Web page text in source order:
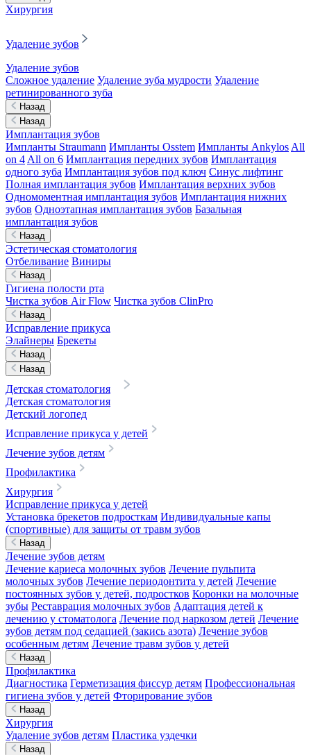
Хирургия
Удаление зубов
Удаление зубов
Сложное удаление Удаление зуба мудрости Удаление
ретинированного зуба
Назад
Назад
Имплантация зубов
Импланты Straumann Импланты Osstem Импланты Ankylos All
on 4 All on 6 Имплантация передних зубов Имплантация
одного зуба Имплантация зубов под ключ Синус лифтинг
Полная имплантация зубов Имплантация верхних зубов
Одномоментная имплантация зубов Имплантация нижних
зубов Одноэтапная имплантация зубов Базальная
имплантация зубов
Назад
Эстетическая стоматология
Отбеливание Виниры
Назад
Гигиена полости рта
Чистка зубов Air Flow Чистка зубов ClinPro
Назад
Исправление прикуса
Элайнеры Брекеты
Назад
Назад
Детская стоматология
Детская стоматология
Детский логопед
Исправление прикуса у детей
Лечение зубов детям
Профилактика
Хирургия
Исправление прикуса у детей
Установка брекетов подросткам Индивидуальные капы
(спортивные) для защиты от травм зубов
Назад
Лечение зубов детям
Лечение кариеса молочных зубов Лечение пульпита
молочных зубов Лечение периодонтита у детей Лечение
постоянных зубов у детей, подростков Коронки на молочные
зубы Реставрация молочных зубов Адаптация детей к
лечению у стоматолога Лечение под наркозом детей Лечение
зубов детям под седацией (закись азота) Лечение зубов
особенным детям Лечение травм зубов у детей
Назад
Профилактика
Диагностика Герметизация фиссур детям Профессиональная
гигиена зубов у детей Фторирование зубов
Назад
Хирургия
Удаление зубов детям Пластика уздечки
Назад